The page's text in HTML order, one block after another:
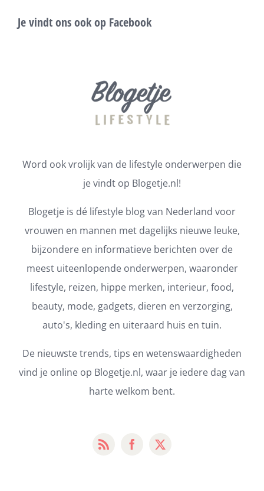
Je vindt ons ook op Facebook
Word ook vrolijk van de lifestyle onderwerpen die
je vindt op Blogetje.nl!
Blogetje is dé lifestyle blog van Nederland voor
vrouwen en mannen met dagelijks nieuwe leuke,
bijzondere en informatieve berichten over de
meest uiteenlopende onderwerpen, waaronder
lifestyle, reizen, hippe merken, interieur, food,
beauty, mode, gadgets, dieren en verzorging,
auto's, kleding en uiteraard huis en tuin.
De nieuwste trends, tips en wetenswaardigheden
vind je online op Blogetje.nl, waar je iedere dag van
harte welkom bent.